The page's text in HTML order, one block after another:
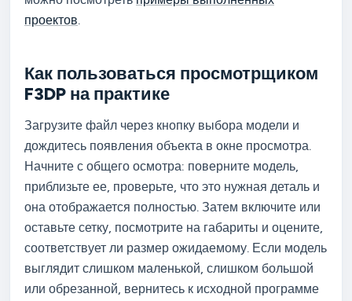
проектов.
Как пользоваться просмотрщиком
F3DP на практике
Загрузите файл через кнопку выбора модели и
дождитесь появления объекта в окне просмотра.
Начните с общего осмотра: поверните модель,
приблизьте ее, проверьте, что это нужная деталь и
она отображается полностью. Затем включите или
оставьте сетку, посмотрите на габариты и оцените,
соответствует ли размер ожидаемому. Если модель
выглядит слишком маленькой, слишком большой
или обрезанной, вернитесь к исходной программе